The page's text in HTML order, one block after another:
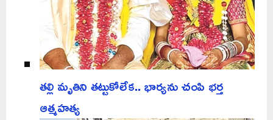
తల్లి మృతిని తట్టుకోలేక.. భార్యను చంపి భర్త
ఆత్మహత్య